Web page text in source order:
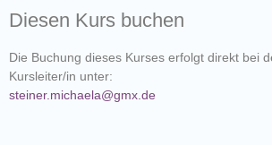
Diesen Kurs buchen
Die Buchung dieses Kurses erfolgt direkt bei
Kursleiter/in unter:
steiner.michaela@gmx.de